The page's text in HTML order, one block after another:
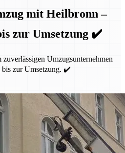
mit Heilbronn –
zur Umsetzung ✔️
Umzugsunternehmen
bis zur Umsetzung. ✔️